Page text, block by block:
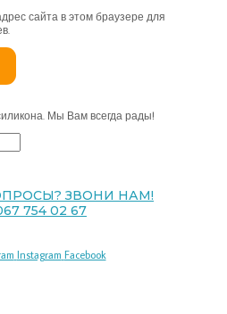
сайта в этом браузере для
Мы Вам всегда рады!
ЗВОНИ НАМ!
754 02 67
Instagram Facebook